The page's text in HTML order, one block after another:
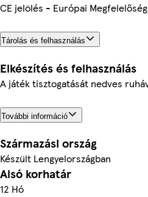
CE jelölés - Európai
Tárolás és felhasználás
Elkészítés és felhasználás
A játék tisztogatását nedves
További információ
Származási ország
Készült Lengyelországban
Alsó korhatár
12 Hó